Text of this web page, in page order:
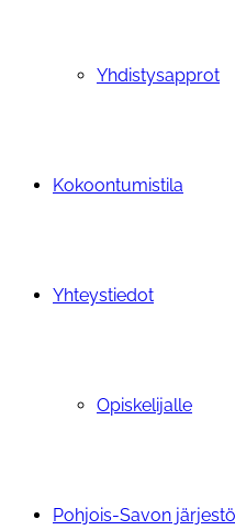
Yhdistysapprot
Kokoontumistila
Yhteystiedot
Opiskelijalle
Pohjois-Savon